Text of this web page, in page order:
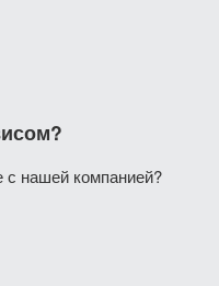
с нашей компанией?